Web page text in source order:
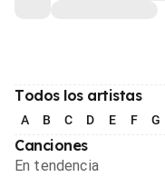
Todos los artistas
A B C D E F G
Canciones
En tendencia